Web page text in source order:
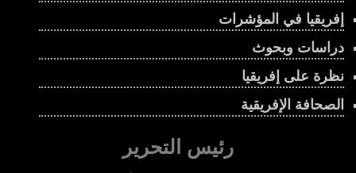
إفريقيا في المؤشرات
دراسات وبحوث
نظرة على إفريقيا
الصحافة الإفريقية
رئيس التحرير